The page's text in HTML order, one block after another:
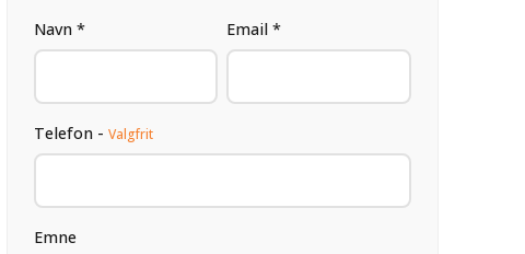
Navn * Email *
Telefon - Valgfrit
Emne